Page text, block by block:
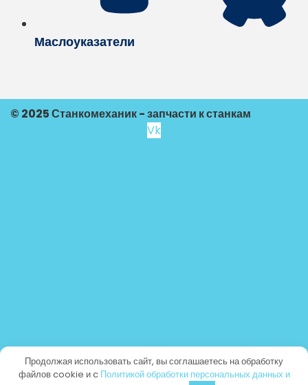
Маслоуказатели
© 2025 Станкомеханик - запчасти к станкам
Vk
Продолжая использовать сайт, вы соглашаетесь на обработку
файлов cookie и c Политикой обработки персональных данных и